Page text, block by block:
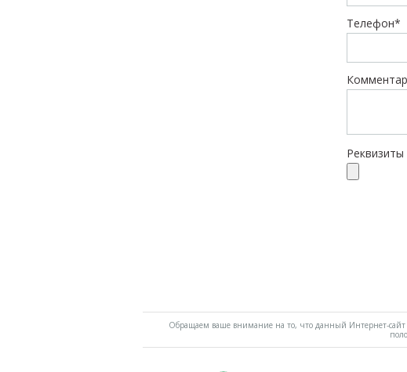
Телефон*
Реквизиты
Обращаем ваше внимание на то, что данный Интернет-